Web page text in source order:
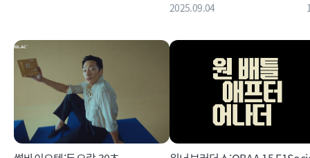
2025.09.04